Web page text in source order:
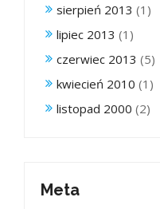
sierpień 2013 (1)
lipiec 2013 (1)
czerwiec 2013 (5)
kwiecień 2010 (1)
listopad 2000 (2)
Meta